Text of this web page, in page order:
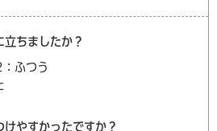
立ちましたか？
：ふつう
やすかったですか？